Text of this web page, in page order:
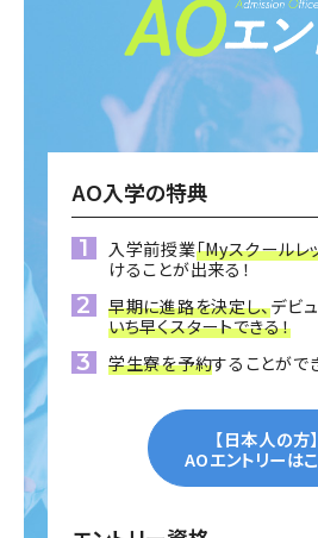
AO入学の特典
入学前授業「Myスクールレ
けることが出来る！
早期に進路を決定し、デビ
いち早くスタートできる！
学生寮を予約することがで
【日本人の方】
AOエントリーは